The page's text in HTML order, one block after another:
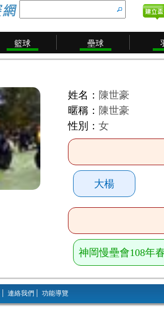
籃球 壘球
姓名： 陳世豪
暱稱： 陳世豪
性別： 女
大楊
神岡慢壘會108年
連絡我們 功能導覽